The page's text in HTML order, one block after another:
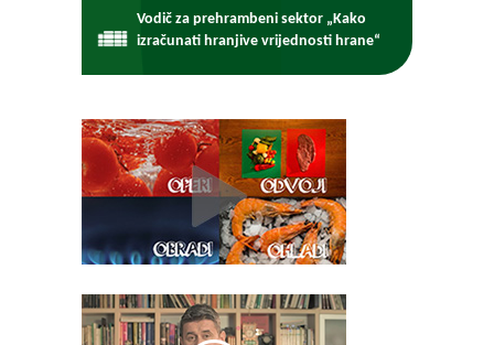
Vodič za prehrambeni sektor „Kako
izračunati hranjive vrijednosti hrane“